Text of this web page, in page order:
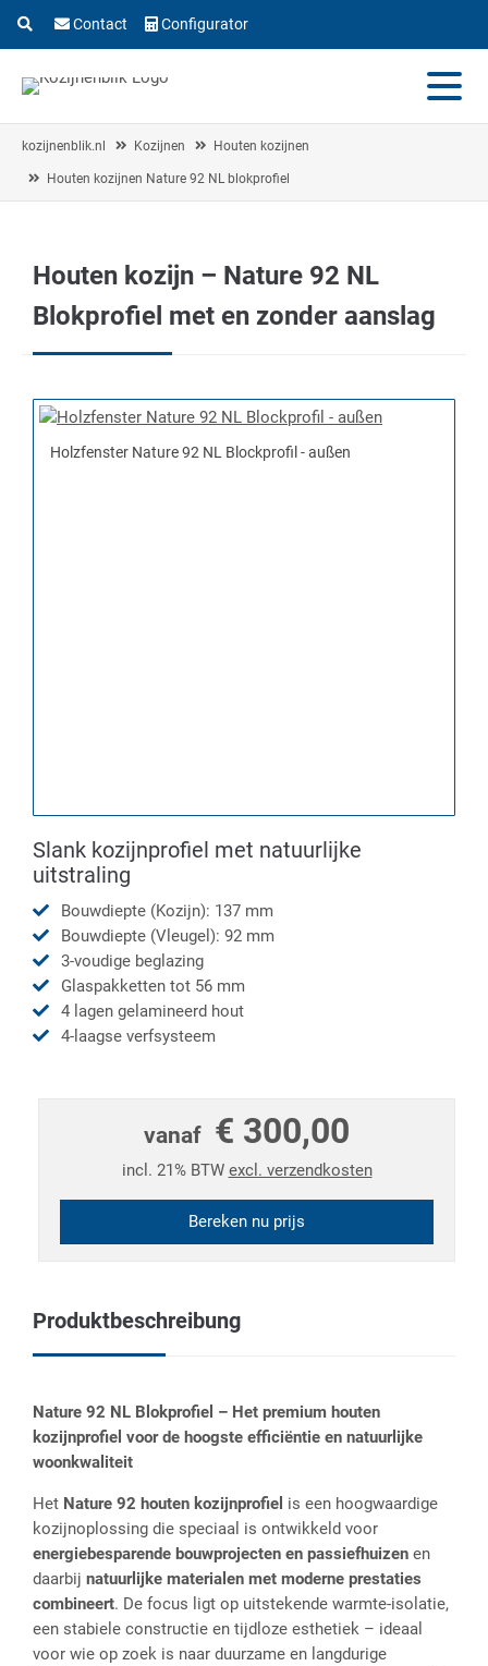
Contact Configurator
kozijnenblik.nl Kozijnen Houten kozijnen
Houten kozijnen Nature 92 NL blokprofiel
Houten kozijn – Nature 92 NL
Blokprofiel met en zonder aanslag
Holzfenster Nature 92 NL Blockprofil - außen
Slank kozijnprofiel met natuurlijke
uitstraling
Bouwdiepte (Kozijn): 137 mm
Bouwdiepte (Vleugel): 92 mm
3-voudige beglazing
Glaspakketten tot 56 mm
4 lagen gelamineerd hout
4-laagse verfsysteem
vanaf € 300,00
incl. 21% BTW excl. verzendkosten
Bereken nu prijs
Produktbeschreibung
Nature 92 NL Blokprofiel – Het premium houten
kozijnprofiel voor de hoogste efficiëntie en natuurlijke
woonkwaliteit
Het Nature 92 houten kozijnprofiel is een hoogwaardige
kozijnoplossing die speciaal is ontwikkeld voor
energiebesparende bouwprojecten en passiefhuizen en
daarbij natuurlijke materialen met moderne prestaties
combineert. De focus ligt op uitstekende warmte-isolatie,
een stabiele constructie en tijdloze esthetiek – ideaal
voor wie op zoek is naar duurzame en langdurige